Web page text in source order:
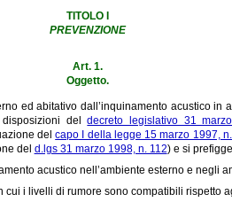
TITOLO I
PREVENZIONE
Art. 1.
Oggetto.
ed abitativo dall’inquinamento acustico in
disposizioni deldecreto legislativo 31
delcapo I della legge 15 marzo 1997,
del d.lgs 31 marzo 1998, n. 112) e si
acustico nell’ambiente esterno e negli
i livelli di rumore sono compatibili rispetto